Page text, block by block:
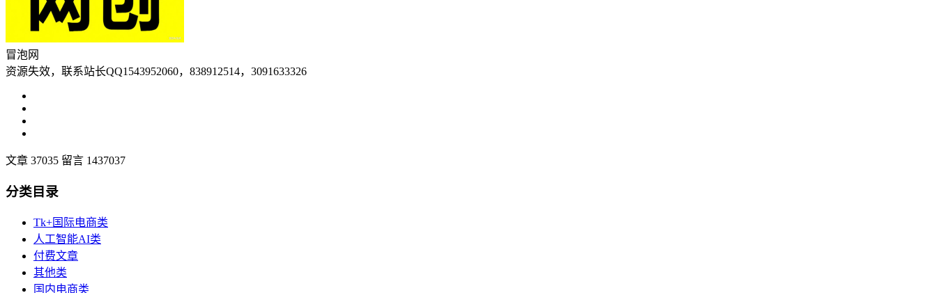
冒泡网
资源失效，联系站长QQ1543952060，838912514，3091633326
文章 37035 留言 1437037
分类目录
Tk+国际电商类
人工智能AI类
付费文章
其他类
国内电商类